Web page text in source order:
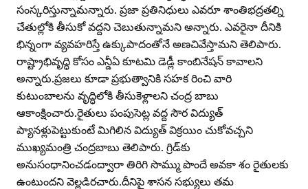
సంస్కరిస్తున్నామన్నారు. ప్రజా ప్రతినిధులు ఎవరూ శాంతిభద్రతల్ని
చేతుల్లోకి తీసుకో వద్దని చెబుతున్నామని అన్నారు. ఎవరైనా దీనికి
భిన్నంగా వ్యవహరిస్తే ఉక్కుపాదంతోనే అణచివేస్తామని తెలిపారు.
రాష్ట్రాభివృద్ధి కోసం ఎన్డీఏ కూటమి డెడ్లీ కాంబినేషన్‌ కావాలని
అన్నారు.ప్రజలు కూడా ప్రభుత్వానికి సహక రించి వారి
కుటుంబాలను వృద్ధిలోకి తీసుకెళ్లాలని చంద్ర బాబు
ఆకాంక్షించారు.రైతులు పంపుసెట్ల వద్ద సౌర విద్యుత్‌
ప్యానళ్లుపెట్టుకుంటే మిగిలిన విద్యుత్‌ విక్రయిం చుకోవచ్చని
ముఖ్యమంత్రి చంద్రబాబు తెలిపారు. గ్రిడ్‌కు
అనుసంధానించడంద్వారా తిరిగి సొమ్ము పొందే అవకా శం రైతులకు
ఉంటుందని వెల్లడిరచారు.దీనిపై శాసన సభ్యులు తమ